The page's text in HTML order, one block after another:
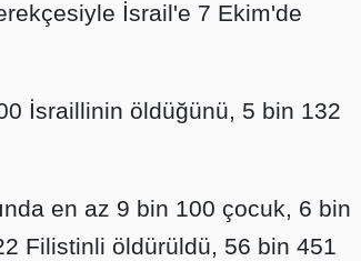
İsrail'e 7 Ekim'de
İsraillinin öldüğünü, 5 bin 132
en az 9 bin 100 çocuk, 6 bin
Filistinli öldürüldü, 56 bin 451